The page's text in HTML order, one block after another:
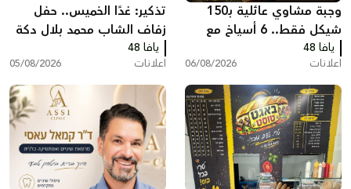
وجبة مشاوي عائلية بـ150
شيكل فقط.. 6 أسياخ مع
كامل الإضافات في مطعم
أبو حلوة بيافا
يافا 48
اعلانات 06/08/2026
تذكير: غدًا الخميس.. حفل
زفاف الشاب محمد بلال دكة
يافا 48
اعلانات 05/08/2026